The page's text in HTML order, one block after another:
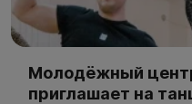
Молодёжный
приглашает на